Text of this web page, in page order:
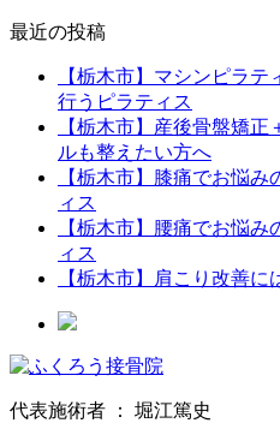
最近の投稿
【栃木市】マシンピラ
行うピラティス
【栃木市】産後骨盤矯
ルも整えたい方へ
【栃木市】膝痛でお悩
ィス
【栃木市】腰痛でお悩
ィス
【栃木市】肩こり改善に
代表施術者 ： 堀江篤史